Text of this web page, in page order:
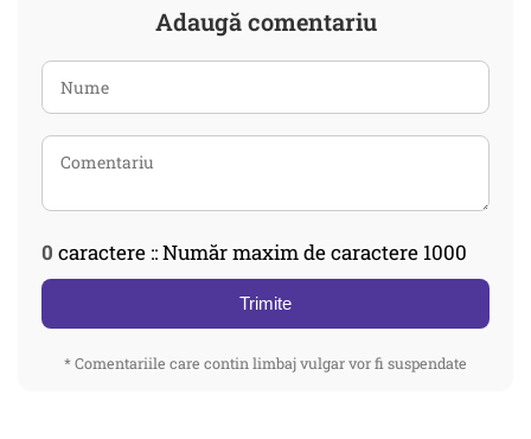
Adaugă comentariu
0 caractere :: Număr maxim de caractere 1000
Trimite
* Comentariile care contin limbaj vulgar vor fi suspendate